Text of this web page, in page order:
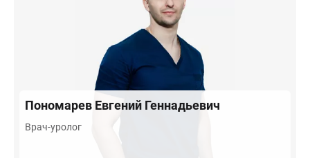
Пономарев Евгений Геннадьевич
Врач-уролог